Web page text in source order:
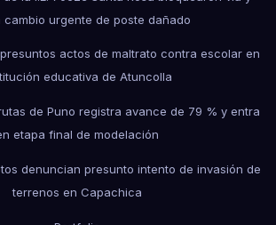
cambio urgente de poste dañado
actos de maltrato contra escolar en
educativa de Atuncolla
de Puno registra avance de 79 % y entra
etapa final de modelación
denuncian presunto intento de invasión de
terrenos en Capachica